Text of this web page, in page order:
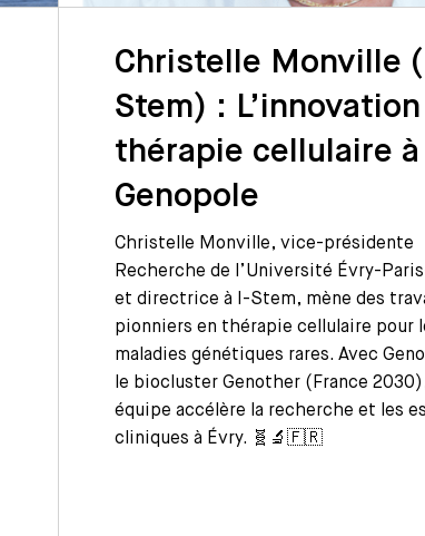
Christelle Monville
Stem) :
thérapie cellulaire à
Genopole
Christelle Monville, vice-présidente
Recherche de l’Université Évry-
et directrice à I-Stem, mène des
pionniers en thérapie cellulaire pour
maladies génétiques rares. Avec
le biocluster Genother (France
équipe accélère la recherche et les
cliniques à Évry. 🧬🔬🇫🇷